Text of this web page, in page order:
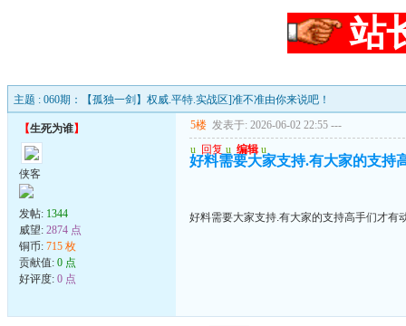
站
主题 : 060期：【孤独一剑】权威.平特.实战区]准不准由你来说吧！
【生死为谁】
侠客
发帖: 1344
威望: 2874 点
铜币: 715 枚
贡献值: 0 点
好评度: 0 点
5楼 发表于: 2026-06-02 22:55 ---
u 回复 u 编辑 u
好料需要大家支持.有大家的支持
好料需要大家支持.有大家的支持高手们才有